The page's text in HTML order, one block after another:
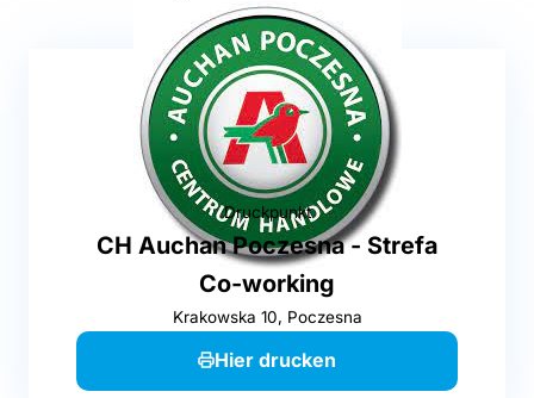
Druckpunkt
CH Auchan Poczesna - Strefa
Co-working
Krakowska 10, Poczesna
Hier drucken